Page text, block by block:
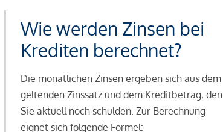
Wie werden Zinsen bei
Krediten berechnet?
Die monatlichen Zinsen ergeben sich aus dem
geltenden Zinssatz und dem Kreditbetrag, den
Sie aktuell noch schulden. Zur Berechnung
eignet sich folgende Formel: